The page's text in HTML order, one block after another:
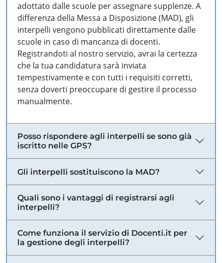
adottato dalle scuole per assegnare supplenze. A
differenza della Messa a Disposizione (MAD), gli
interpelli vengono pubblicati direttamente dalle
scuole in caso di mancanza di docenti.
Registrandoti al nostro servizio, avrai la certezza
che la tua candidatura sarà inviata
tempestivamente e con tutti i requisiti corretti,
senza doverti preoccupare di gestire il processo
manualmente.
Posso rispondere agli interpelli se sono già
iscritto nelle GPS?
Gli interpelli sostituiscono la MAD?
Quali sono i vantaggi di registrarsi agli
interpelli?
Come funziona il servizio di Docenti.it per
la gestione degli interpelli?